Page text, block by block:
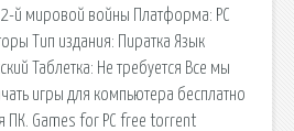
й мировой войны Платформа: PC
Тип издания: Пиратка Язык
Таблетка: Не требуется Все мы
игры для компьютера бесплатно
ПК. Games for PC free torrent